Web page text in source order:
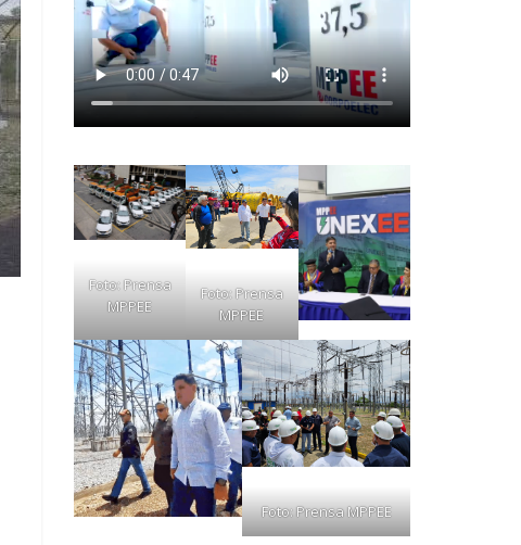
Foto: Prensa
MPPEE
Foto: Prensa
MPPEE
Foto: Prensa MPPEE